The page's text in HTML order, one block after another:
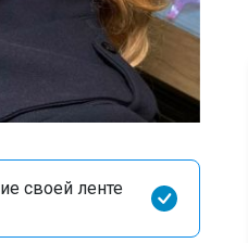
своей ленте